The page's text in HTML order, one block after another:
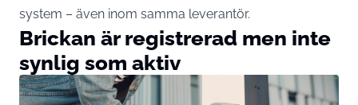
system – även inom samma leverantör.
Brickan är registrerad men inte
synlig som aktiv